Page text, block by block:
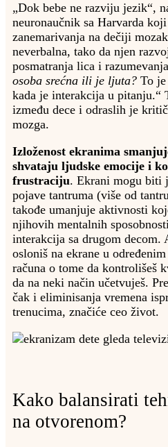
„Dok bebe ne razviju jezik“,
neuronaučnik sa Harvarda
zanemarivanja na dečiji
neverbalna, tako da njen
posmatranja lica i
osoba srećna ili je ljuta? To je
kada je interakcija u pitanju.“
između dece i odraslih je
mozga.
Izloženost ekranima
shvataju ljudske emocije i
frustraciju. Ekrani mogu biti
pojave tantruma (više od
takođe umanjuje aktivnosti
njihovih mentalnih
interakcija sa drugom decom.
osloniš na ekrane u
računa o tome da kontrolišeš
da na neki način učetvuješ.
čak i eliminisanja vremena
trenucima, značiće ceo život.
Kako balansirati
na otvorenom?